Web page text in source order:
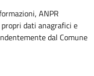
ANPR
dati anagrafici e
dal Comune